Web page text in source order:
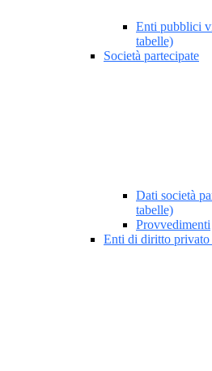
Enti pubblici
tabelle)
Società partecipate
Dati società
tabelle)
Provvedimenti
Enti di diritto privato